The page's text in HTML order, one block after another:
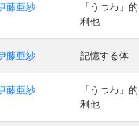
藤亜紗
「うつわ」的
利他
藤亜紗 記憶する体
藤亜紗
「うつわ」的
利他